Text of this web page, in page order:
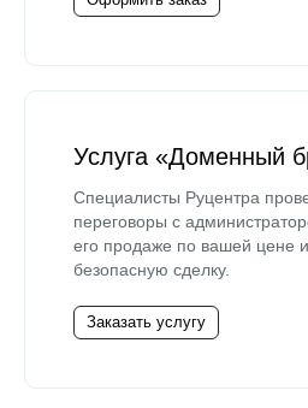
Услуга «Доменный
Специалисты Руцентра
переговоры с
его продаже по вашей цене
безопасную сделку.
Заказать услугу